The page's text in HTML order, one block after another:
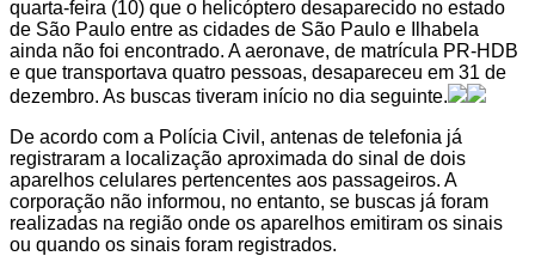
quarta-feira (10) que o helicóptero desaparecido no estado
de São Paulo entre as cidades de São Paulo e Ilhabela
ainda não foi encontrado. A aeronave, de matrícula PR-HDB
e que transportava quatro pessoas, desapareceu em 31 de
dezembro. As buscas tiveram início no dia seguinte.
De acordo com a Polícia Civil, antenas de telefonia já
registraram a localização aproximada do sinal de dois
aparelhos celulares pertencentes aos passageiros. A
corporação não informou, no entanto, se buscas já foram
realizadas na região onde os aparelhos emitiram os sinais
ou quando os sinais foram registrados.